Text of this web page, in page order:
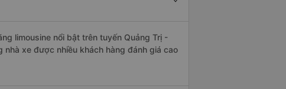
limousine nổi bật trên tuyến Quảng Trị -
nhà xe được nhiều khách hàng đánh giá cao